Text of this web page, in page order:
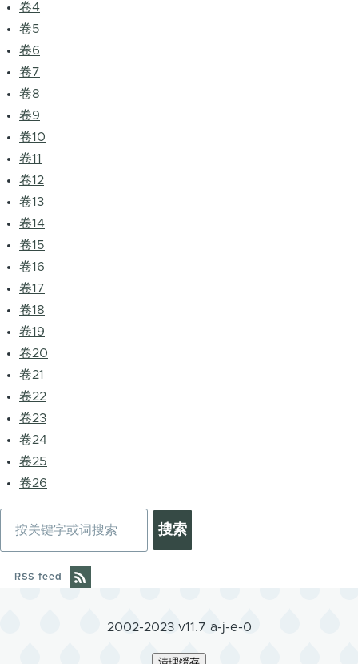
卷4
卷5
卷6
卷7
卷8
卷9
卷10
卷11
卷12
卷13
卷14
卷15
卷16
卷17
卷18
卷19
卷20
卷21
卷22
卷23
卷24
卷25
卷26
RSS feed
2002-2023 v11.7 a-j-e-0